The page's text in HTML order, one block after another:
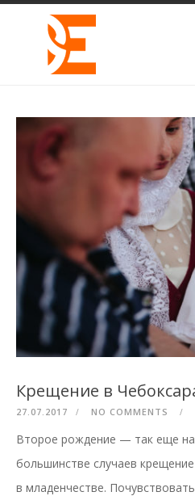
Крещение в
27.07.2017 NO COMMENTS
Второе рождение — так еще
большинстве случаев
в младенчестве.